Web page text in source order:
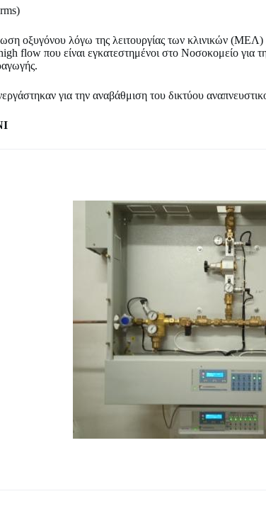
οξυγόνου λόγω της λειτουργίας των κλινικών
flow που είναι εγκατεστημένοι στο Νοσοκομείο για
για την αναβάθμιση του δικτύου